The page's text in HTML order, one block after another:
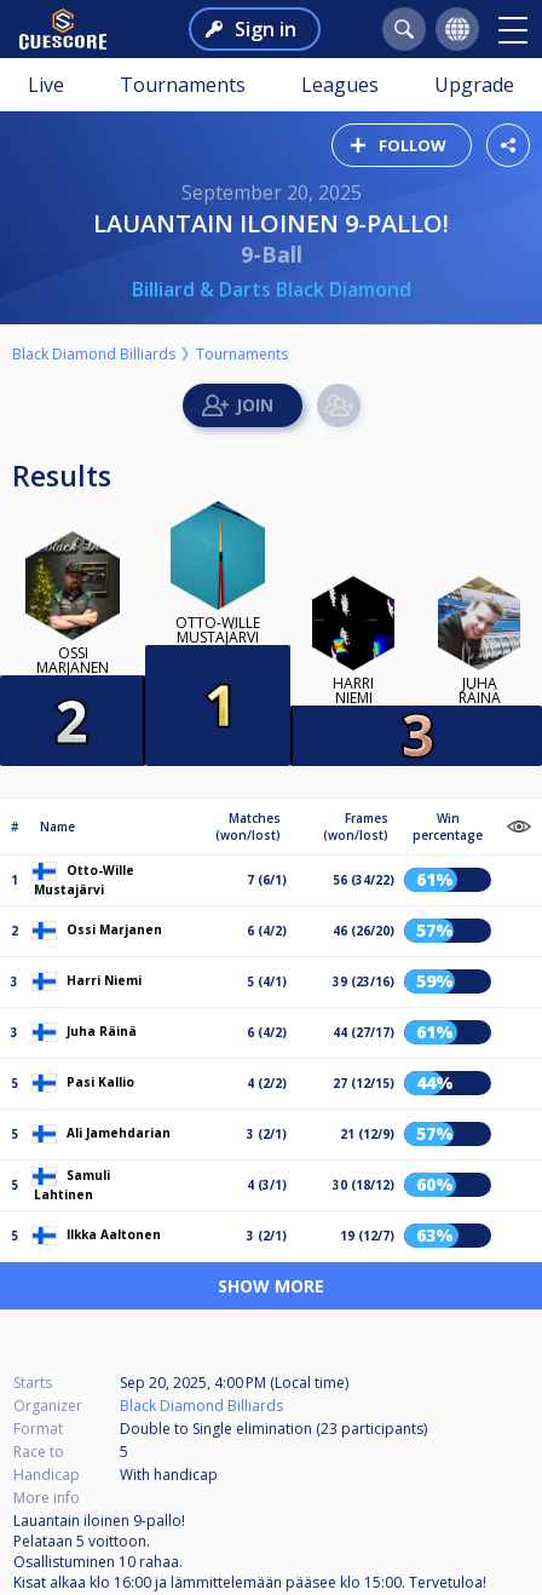
Sign in
Live Tournaments Leagues Upgrade
FOLLOW
September 20, 2025
LAUANTAIN ILOINEN 9-PALLO!
9-Ball
Billiard & Darts Black Diamond
Black Diamond Billiards Tournaments
Results
OSSI
MARJANEN
OTTO-WILLE
MUSTAJÄRVI
HARRI
NIEMI
JUHA
RÄINÄ
# Name
Matches
(won/lost)
Frames
(won/lost)
Win
percentage
1
Otto-Wille
Mustajärvi
7 (6/1) 56 (34/22) 61%
2 Ossi Marjanen 6 (4/2) 46 (26/20) 57%
3 Harri Niemi 5 (4/1) 39 (23/16) 59%
3 Juha Räinä 6 (4/2) 44 (27/17) 61%
5 Pasi Kallio 4 (2/2) 27 (12/15) 44%
5 Ali Jamehdarian 3 (2/1) 21 (12/9) 57%
5
Samuli
Lahtinen
4 (3/1) 30 (18/12) 60%
5 Ilkka Aaltonen 3 (2/1) 19 (12/7) 63%
SHOW MORE
Starts
Sep 20, 2025, 4:00 PM (Local time)
Organizer
Black Diamond Billiards
Format
Double to Single elimination (23 participants)
Race to
5
Handicap
With handicap
More info
Lauantain iloinen 9-pallo!
Pelataan 5 voittoon.
Osallistuminen 10 rahaa.
Kisat alkaa klo 16:00 ja lämmittelemään pääsee klo 15:00. Tervetuloa!